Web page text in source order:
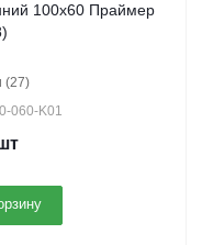
100х60 Праймер
(27)
060-K01